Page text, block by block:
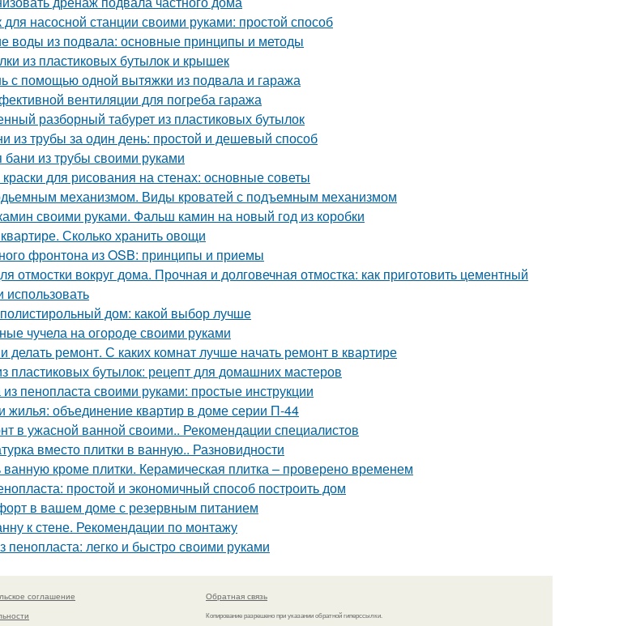
для насосной станции своими руками: простой способ
воды из подвала: основные принципы и методы
из пластиковых бутылок и крышек
с помощью одной вытяжки из подвала и гаража
вентиляции для погреба гаража
разборный табурет из пластиковых бутылок
из трубы за один день: простой и дешевый способ
бани из трубы своими руками
для рисования на стенах: основные советы
механизмом. Виды кроватей с подъемным механизмом
своими руками. Фальш камин на новый год из коробки
Сколько хранить овощи
фронтона из OSB: принципы и приемы
отмостки вокруг дома. Прочная и долговечная отмостка: как приготовить цементный
использовать
дом: какой выбор лучше
чучела на огороде своими руками
делать ремонт. С каких комнат лучше начать ремонт в квартире
пластиковых бутылок: рецепт для домашних мастеров
пенопласта своими руками: простые инструкции
жилья: объединение квартир в доме серии П-44
ужасной ванной своими.. Рекомендации специалистов
вместо плитки в ванную.. Разновидности
кроме плитки. Керамическая плитка – проверено временем
простой и экономичный способ построить дом
в вашем доме с резервным питанием
к стене. Рекомендации по монтажу
пенопласта: легко и быстро своими руками
соглашение
Обратная связь
Копирование разрешено при указании обратной гиперссылки.